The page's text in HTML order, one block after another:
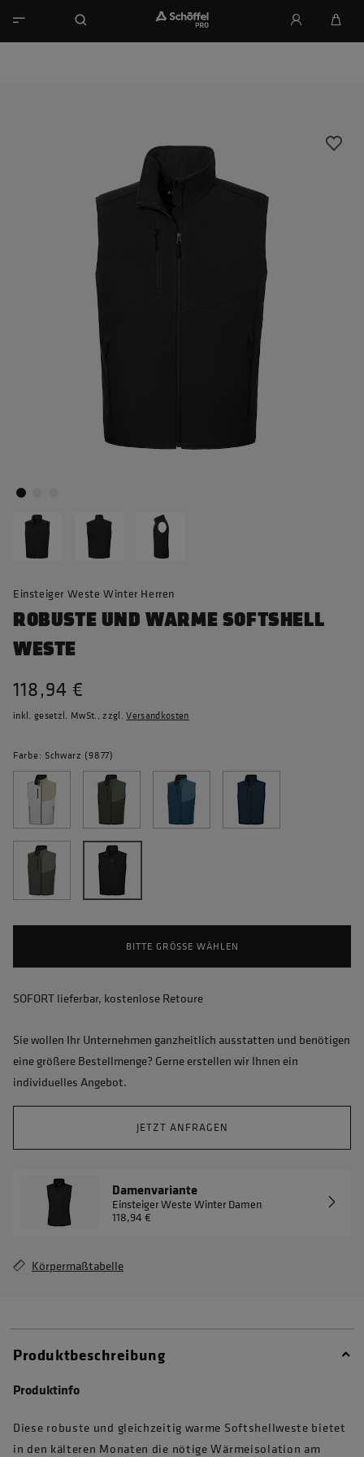
Einsteiger Weste Winter Herren
ROBUSTE UND WARME SOFTSHELL
WESTE
118,94 €
inkl. gesetzl. MwSt., zzgl.Versandkosten
Farbe: Schwarz (9877)
BITTE GRÖSSE WÄHLEN
SOFORT lieferbar, kostenlose Retoure
Sie wollen Ihr Unternehmen ganzheitlich ausstatten und benötigen
eine größere Bestellmenge? Gerne erstellen wir Ihnen ein
individuelles Angebot.
JETZT ANFRAGEN
Damenvariante
Einsteiger Weste Winter Damen
118,94 €
Körpermaßtabelle
Produktbeschreibung
Produktinfo
Diese robuste und gleichzeitig warme Softshellweste bietet
in den kälteren Monaten die nötige Wärmeisolation am